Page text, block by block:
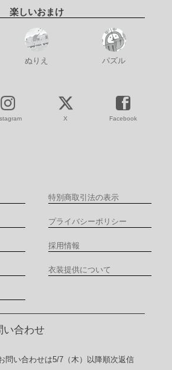
楽しいおまけ
ぬりえ パズル
X Facebook
特別商取引法の表示
プライバシーポリシー
採用情報
衣装提供について
い合わせ
問い合わせは5/7（木）以降順次返信